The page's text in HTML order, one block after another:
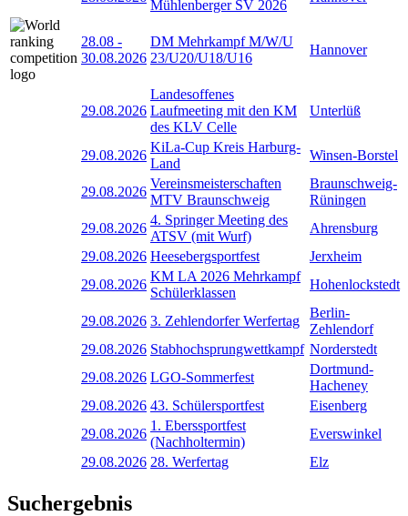
Mühlenberger SV 2026
28.08 -
30.08.2026
DM Mehrkampf M/W/U
23/U20/U18/U16
Hannover
29.08.2026
Landesoffenes
Laufmeeting mit den KM
des KLV Celle
Unterlüß
29.08.2026
KiLa-Cup Kreis Harburg-
Land
Winsen-Borstel
29.08.2026
Vereinsmeisterschaften
MTV Braunschweig
Braunschweig-
Rüningen
29.08.2026
4. Springer Meeting des
ATSV (mit Wurf)
Ahrensburg
29.08.2026 Heesebergsportfest
Jerxheim
29.08.2026
KM LA 2026 Mehrkampf
Schülerklassen
Hohenlockstedt
29.08.2026 3. Zehlendorfer Werfertag
Berlin-
Zehlendorf
29.08.2026 Stabhochsprungwettkampf Norderstedt
29.08.2026 LGO-Sommerfest
Dortmund-
Hacheney
29.08.2026 43. Schülersportfest
Eisenberg
29.08.2026
1. Eberssportfest
(Nachholtermin)
Everswinkel
29.08.2026 28. Werfertag Elz
Suchergebnis